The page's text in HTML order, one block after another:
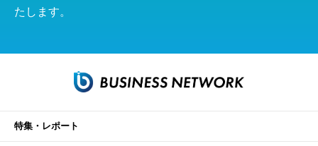
たします。
特集・レポート